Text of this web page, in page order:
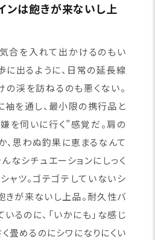
ンは飽きが来ないし上
気合を入れて出かけるのもい
に出るように、日常の延長線
の渓を訪ねるのも悪くない。
袖を通し、最小限の携行品と
を伺いに行く”感覚だ。肩の
、思わぬ釣果に恵まるなんて
なシチュエーションにしっく
ャツ。ゴテゴテしていないシ
きが来ないし上品。耐久性バ
るのに、「いかにも」な感じ
畳めるのにシワになりにくい